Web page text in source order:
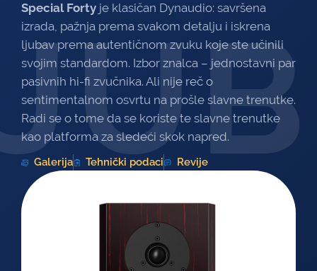
Special Forty je klasičan Dynaudio: savršena
izrada, pažnja prema svakom detalju i iskrena
ljubav prema autentičnom zvuku koje ste učinili
svojim standardom. Izbor znalca – jednostavni par
pasivnih hi-fi zvučnika. Ali nije reč o
sentimentalnom osvrtu na prošle slavne trenutke.
Radi se o tome da se koriste te slavne trenutke
kao platforma za sledeći skok napred.
Galerija Tehnički podaci Revije